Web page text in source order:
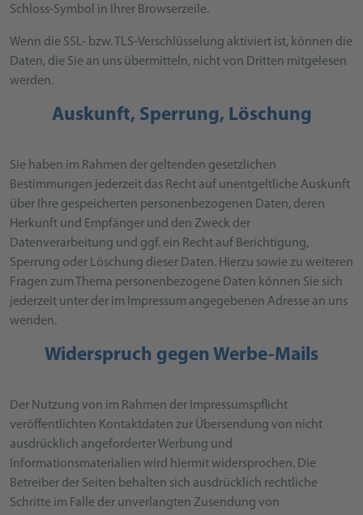
Schloss-Symbol in Ihrer Browserzeile.
Wenn die SSL- bzw. TLS-Verschlüsselung aktiviert ist, können die
Daten, die Sie an uns übermitteln, nicht von Dritten mitgelesen
werden.
Auskunft, Sperrung, Löschung
Sie haben im Rahmen der geltenden gesetzlichen
Bestimmungen jederzeit das Recht auf unentgeltliche Auskunft
über Ihre gespeicherten personenbezogenen Daten, deren
Herkunft und Empfänger und den Zweck der
Datenverarbeitung und ggf. ein Recht auf Berichtigung,
Sperrung oder Löschung dieser Daten. Hierzu sowie zu weiteren
Fragen zum Thema personenbezogene Daten können Sie sich
jederzeit unter der im Impressum angegebenen Adresse an uns
wenden.
Widerspruch gegen Werbe-Mails
Der Nutzung von im Rahmen der Impressumspflicht
veröffentlichten Kontaktdaten zur Übersendung von nicht
ausdrücklich angeforderter Werbung und
Informationsmaterialien wird hiermit widersprochen. Die
Betreiber der Seiten behalten sich ausdrücklich rechtliche
Schritte im Falle der unverlangten Zusendung von